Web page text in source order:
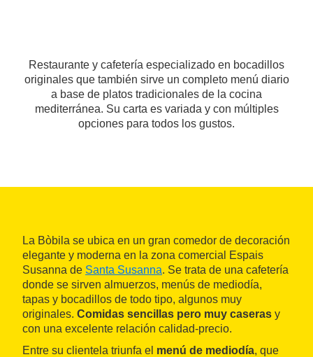
Restaurante y cafetería especializado en bocadillos
originales que también sirve un completo menú diario
a base de platos tradicionales de la cocina
mediterránea. Su carta es variada y con múltiples
opciones para todos los gustos.
La Bòbila se ubica en un gran comedor de decoración
elegante y moderna en la zona comercial Espais
Susanna de Santa Susanna. Se trata de una cafetería
donde se sirven almuerzos, menús de mediodía,
tapas y bocadillos de todo tipo, algunos muy
originales. Comidas sencillas pero muy caseras y
con una excelente relación calidad-precio.
Entre su clientela triunfa el menú de mediodía, que